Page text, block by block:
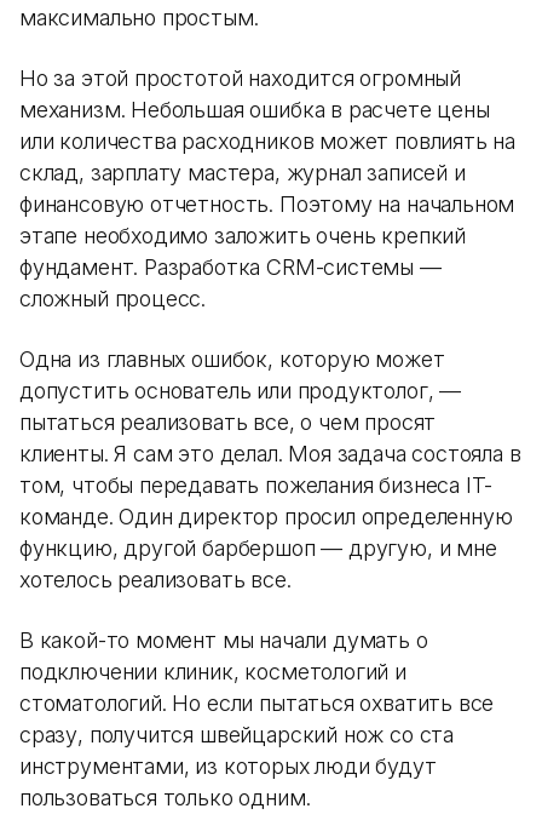
максимально простым.
Но за этой простотой находится огромный
механизм. Небольшая ошибка в расчете цены
или количества расходников может повлиять на
склад, зарплату мастера, журнал записей и
финансовую отчетность. Поэтому на начальном
этапе необходимо заложить очень крепкий
фундамент. Разработка CRM-системы —
сложный процесс.
Одна из главных ошибок, которую может
допустить основатель или продуктолог, —
пытаться реализовать все, о чем просят
клиенты. Я сам это делал. Моя задача состояла в
том, чтобы передавать пожелания бизнеса IT-
команде. Один директор просил определенную
функцию, другой барбершоп — другую, и мне
хотелось реализовать все.
В какой-то момент мы начали думать о
подключении клиник, косметологий и
стоматологий. Но если пытаться охватить все
сразу, получится швейцарский нож со ста
инструментами, из которых люди будут
пользоваться только одним.